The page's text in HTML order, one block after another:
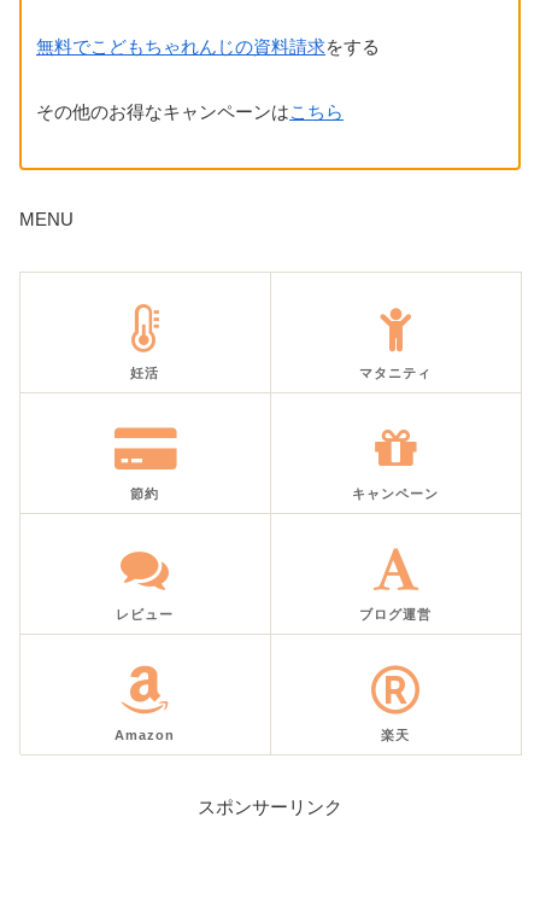
無料でこどもちゃれんじの資料請求をする
その他のお得なキャンペーンはこちら
MENU
妊活 マタニティ
節約 キャンペーン
レビュー ブログ運営
Amazon 楽天
スポンサーリンク